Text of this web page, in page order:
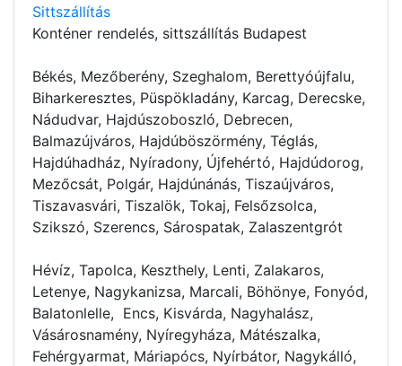
Sittszállítás
Konténer rendelés, sittszállítás Budapest
Békés, Mezőberény, Szeghalom, Berettyóújfalu,
Biharkeresztes, Püspökladány, Karcag, Derecske,
Nádudvar, Hajdúszoboszló, Debrecen,
Balmazújváros, Hajdúböszörmény, Téglás,
Hajdúhadház, Nyíradony, Újfehértó, Hajdúdorog,
Mezőcsát, Polgár, Hajdúnánás, Tiszaújváros,
Tiszavasvári, Tiszalök, Tokaj, Felsőzsolca,
Szikszó, Szerencs, Sárospatak, Zalaszentgrót
Hévíz, Tapolca, Keszthely, Lenti, Zalakaros,
Letenye, Nagykanizsa, Marcali, Böhönye, Fonyód,
Balatonlelle, Encs, Kisvárda, Nagyhalász,
Vásárosnamény, Nyíregyháza, Mátészalka,
Fehérgyarmat, Máriapócs, Nyírbátor, Nagykálló,